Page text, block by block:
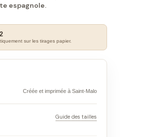
espagnole.
sur les tirages papier.
Créée et imprimée à Saint-Malo
Guide des tailles